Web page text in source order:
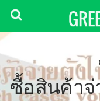
ซื้อสินค้าจ่